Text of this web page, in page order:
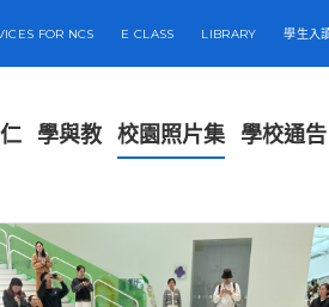
FOR NCS E CLASS LIBRARY 學生入
學與教 校園照片集 學校通告